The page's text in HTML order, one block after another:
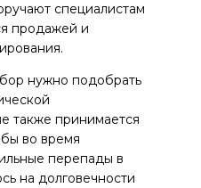
специалистам
продажей и
нужно подобрать
также принимается
во время
перепады в
на долговечности